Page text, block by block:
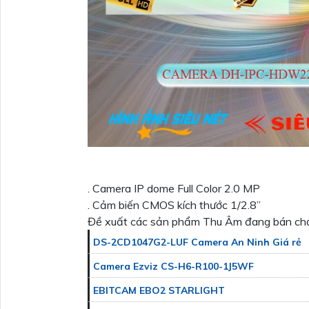
. Camera IP dome Full Color 2.0 MP
. Cảm biến CMOS kích thước 1/2.8”
Đề xuất các sản phẩm Thu Âm đang bán
DS-2CD1047G2-LUF Camera An Ninh Giá rẻ
Camera Ezviz CS-H6-R100-1J5WF
EBITCAM EBO2 STARLIGHT